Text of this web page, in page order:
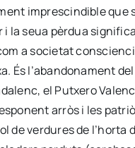
impres­cin­di­ble que
i la seua pèr­dua
a socie­tat
És l’abandonament
el Putxe­ro
arròs i les
de ver­du­res de l’horta